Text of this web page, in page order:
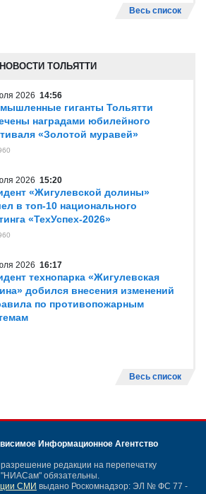
Весь список
НОВОСТИ ТОЛЬЯТТИ
2026 14:56
гиганты Тольятти
наградами юбилейного
«Золотой муравей»
2026 15:20
«Жигулевской долины»
в топ-10 национального
«ТехУспех-2026»
2026 16:17
технопарка «Жигулевская
добился внесения изменений
по противопожарным
Весь список
Информационное Агентство
редакции на перепечатку
"НИАСам" обязательны.
СМИ выдано Роскомнадзор: ЭЛ № ФС 77 -